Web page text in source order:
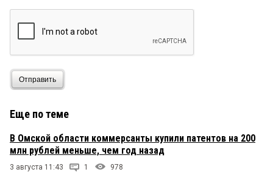
Отправить
Еще по теме
В Омской области коммерсанты купили патентов на 200
млн рублей меньше, чем год назад
3 августа 11:43 1 978